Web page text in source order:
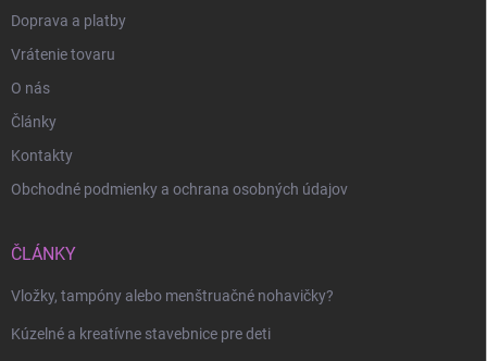
Doprava a platby
Vrátenie tovaru
O nás
Články
Kontakty
Obchodné podmienky a ochrana osobných údajov
ČLÁNKY
Vložky, tampóny alebo menštruačné nohavičky?
Kúzelné a kreatívne stavebnice pre deti